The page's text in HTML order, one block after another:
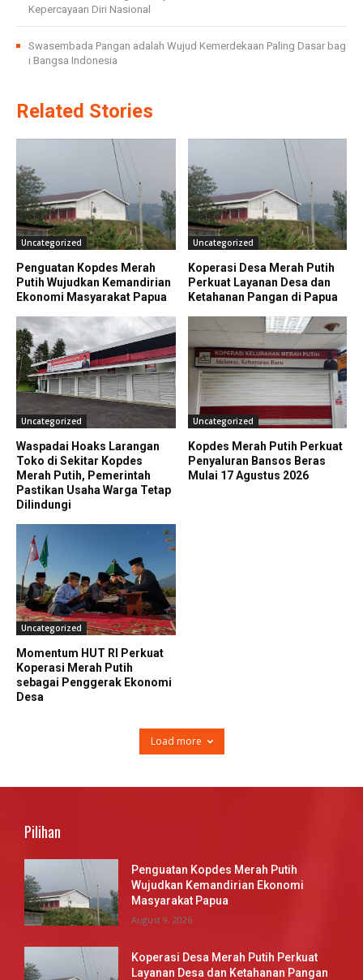
Kepercayaan Diri Nasional
Swasembada Pangan adalah Wujud Kemerdekaan Paling Dasar bag
i Bangsa Indonesia
Related Stories
Uncategorized
Penguatan Kopdes Merah
Putih Wujudkan Kemandirian
Ekonomi Masyarakat Papua
Uncategorized
Koperasi Desa Merah Putih
Perkuat Layanan Desa dan
Ketahanan Pangan di Papua
Uncategorized
Waspadai Hoaks Larangan
Toko di Sekitar Kopdes
Merah Putih, Pemerintah
Pastikan Usaha Warga Tetap
Dilindungi
Uncategorized
Kopdes Merah Putih Perkuat
Penyaluran Bansos Beras
Mulai 17 Agustus 2026
Uncategorized
Momentum HUT RI Perkuat
Koperasi Merah Putih
sebagai Penggerak Ekonomi
Desa
Load more
Pilihan
Penguatan Kopdes Merah Putih
Wujudkan Kemandirian Ekonomi
Masyarakat Papua
August 9, 2026
Koperasi Desa Merah Putih Perkuat
Layanan Desa dan Ketahanan Pangan